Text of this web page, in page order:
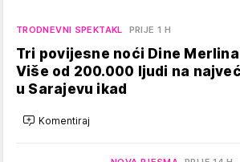
TRODNEVNI SPEKTAKL PRIJE 1 H
Tri povijesne noći Dine
Više od 200.000 ljudi na
u Sarajevu ikad
Komentiraj